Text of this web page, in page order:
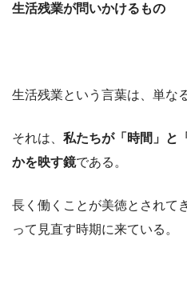
生活残業が問いかけるもの
生活残業という言葉は、単な
それは、 私たちが「時間」と
かを映す鏡である。
長く働くことが美徳とされて
って見直す時期に来ている。